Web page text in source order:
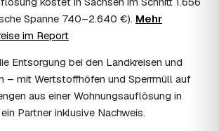
Viele Auflösungen in Rötha laufen nach
ohne Sie ab — praktisch, wenn Sie
oder persönliche Unterlagen
einen Entsorgungsnachweis?
erhalten Sie einen Entsorgungsnachweis
Spanne 740–2.640 €). Mehr
im Report
Entsorgung bei den Landkreisen und
– mit Wertstoffhöfen und Sperrmüll auf
aus einer Wohnungsauflösung in
Partner inklusive Nachweis.